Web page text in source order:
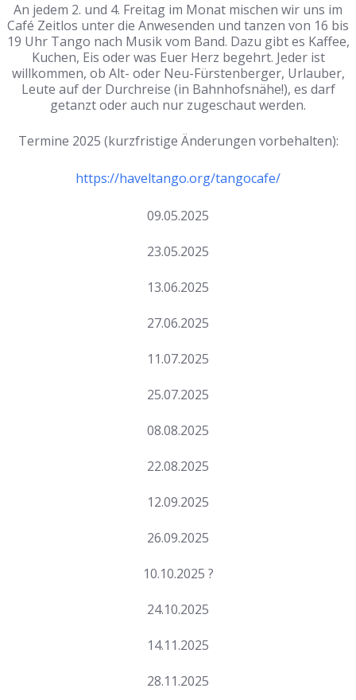
An jedem 2. und 4. Freitag im Monat mischen wir uns im
Café Zeitlos unter die Anwesenden und tanzen von 16 bis
19 Uhr Tango nach Musik vom Band. Dazu gibt es Kaffee,
Kuchen, Eis oder was Euer Herz begehrt. Jeder ist
willkommen, ob Alt- oder Neu-Fürstenberger, Urlauber,
Leute auf der Durchreise (in Bahnhofsnähe!), es darf
getanzt oder auch nur zugeschaut werden.
Termine 2025 (kurzfristige Änderungen vorbehalten):
https://haveltango.org/tangocafe/
09.05.2025
23.05.2025
13.06.2025
27.06.2025
11.07.2025
25.07.2025
08.08.2025
22.08.2025
12.09.2025
26.09.2025
10.10.2025 ?
24.10.2025
14.11.2025
28.11.2025